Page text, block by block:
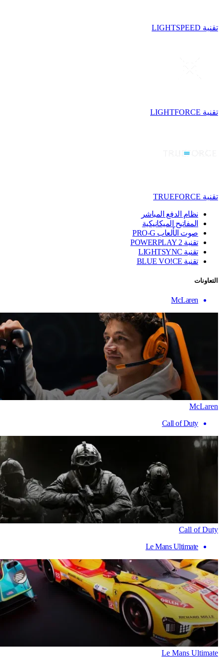
تقنية LIGHTSPEED
تقنية LIGHTFORCE
تقنية TRUEFORCE
نظام الدفع المباشر
المفاتيح الميكانيكية
صوت الألعاب PRO-G
تقنية ‏POWERPLAY 2
تقنية LIGHTSYNC
تقنية BLUE VO!CE
التعاونات
McLaren
McLaren
Call of Duty
Call of Duty
Le Mans Ultimate
Le Mans Ultimate